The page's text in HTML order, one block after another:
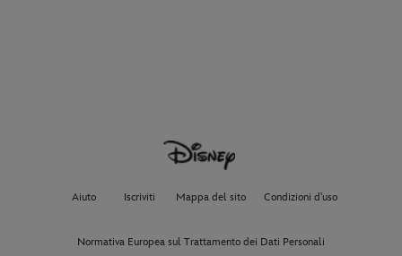
Aiuto Iscriviti Mappa del sito Condizioni d'uso
Normativa Europea sul Trattamento dei Dati Personali